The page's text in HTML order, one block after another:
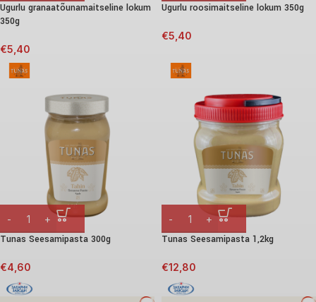
Ugurlu granaatõunamaitseline lokum
350g
€5,40
Ugurlu roosimaitseline lokum 350g
€5,40
Tunas Seesamipasta 300g
€4,60
Tunas Seesamipasta 1,2kg
€12,80